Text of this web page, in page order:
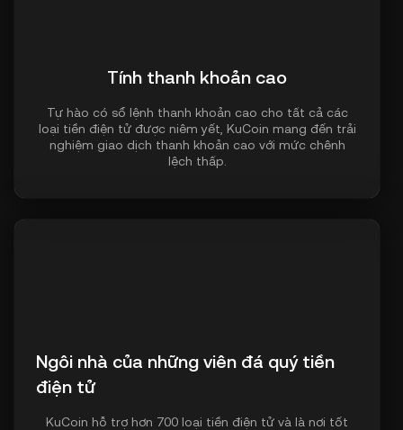
Tính thanh khoản cao
Tự hào có sổ lệnh thanh khoản cao cho tất cả các
loại tiền điện tử được niêm yết, KuCoin mang đến trải
nghiệm giao dịch thanh khoản cao với mức chênh
lệch thấp.
Ngôi nhà của những viên đá quý tiền
điện tử
KuCoin hỗ trợ hơn 700 loại tiền điện tử và là nơi tốt